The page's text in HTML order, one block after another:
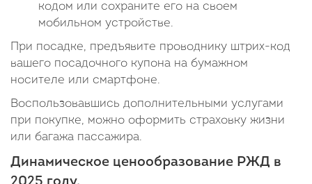
кодом или сохраните его на своем
мобильном устройстве.
При посадке, предъявите проводнику штрих-код
вашего посадочного купона на бумажном
носителе или смартфоне.
Воспользовавшись дополнительными услугами
при покупке, можно оформить страховку жизни
или багажа пассажира.
Динамическое ценообразование РЖД в